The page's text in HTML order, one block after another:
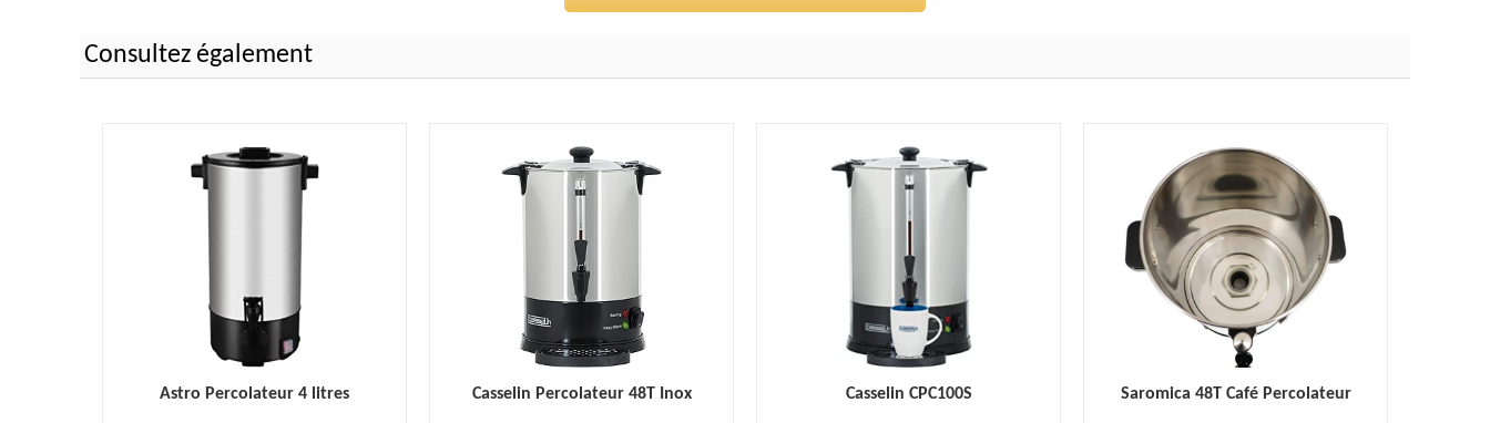
Consultez également
Astro Percolateur 4 litres Casselin Percolateur 48T Inox Casselin CPC100S Saromica 48T Café Percolateur